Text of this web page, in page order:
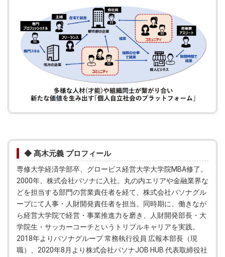
◆ 髙木元義 プロフィール
専修大学経済学部卒、グロービス経営大学大学院MBA修了。
2000年、株式会社パソナに入社。丸の内エリアや金融業界な
どを担当する部門の営業責任者を経て、株式会社パソナグル
ープにて人事・人財開発責任者を担当。同時期に、働きなが
ら経営大学院で経営・事業推進力を磨き、人財開発部長・大
学院生・サッカーコーチというトリプルキャリアを実践。
2018年よりパソナグループ 常務執行役員 広報本部長（現
職）、2020年8月より株式会社パソナJOB HUB 代表取締役社